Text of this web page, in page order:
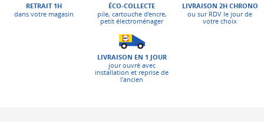
RETRAIT 1H
dans votre magasin
ÉCO-COLLECTE
pile, cartouche d'encre,
petit électroménager
LIVRAISON 2H CHRONO
ou sur RDV le jour de
votre choix
LIVRAISON EN 1 JOUR
jour ouvré avec
installation et reprise de
l'ancien